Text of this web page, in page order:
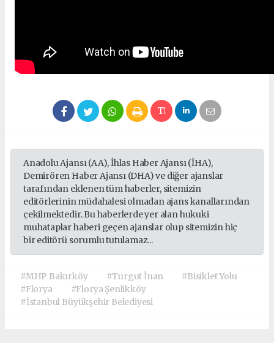
Anadolu Ajansı (AA), İhlas Haber Ajansı (İHA),
Demirören Haber Ajansı (DHA) ve diğer ajanslar
tarafından eklenen tüm haberler, sitemizin
editörlerinin müdahalesi olmadan ajans kanallarından
çekilmektedir. Bu haberlerde yer alan hukuki
muhataplar haberi geçen ajanslar olup sitemizin hiç
bir editörü sorumlu tutulamaz...
#MHP Bakırköy #Turgut İnan
#Bisiklet Yolu
#Florya
#Florya Şenlikköy
#İstanbul Büyükşehir Belediyesi